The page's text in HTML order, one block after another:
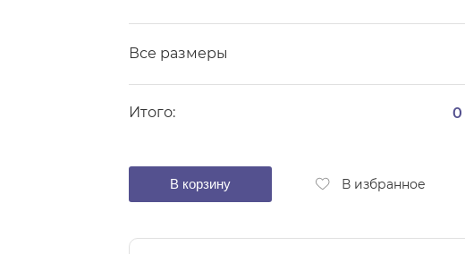
Все размеры
Итого: 0
В корзину В избранное